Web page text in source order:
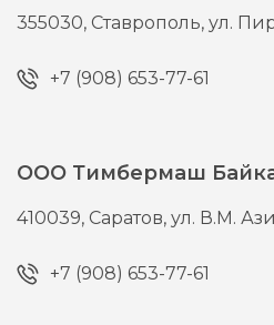
355030, Ставрополь,ул.
+7 (908) 653-77-61
ООО Тимбермаш
410039, Саратов,ул. В.М.
+7 (908) 653-77-61